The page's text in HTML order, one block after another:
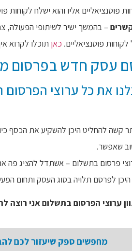
פוטנציאליים אליו והוא ישלח לקוחות
– בהמשך ישיר לשיתופי
פוטנציאליים. כאן תוכלו לקרוא
עסק חדש בפרסום
את כל ערוצי
קשה להחליט היכן להשקיע את הכסף
שאפשר.
פרסום בתשלום – אשתדל להציג פה
לפרסם תלויה בסוג העסק ותחום
ערוצי הפרסום בתשלום אני רוצה
מחפשים ספק שיעזור לכם